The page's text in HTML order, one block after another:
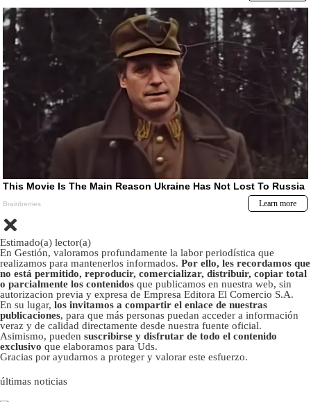
Estimado(a) lector(a)
En Gestión, valoramos profundamente la labor periodística que
realizamos para mantenerlos informados. Por ello, les recordamos que
no está permitido, reproducir, comercializar, distribuir, copiar total
o parcialmente los contenidos que publicamos en nuestra web, sin
autorizacion previa y expresa de Empresa Editora El Comercio S.A.
En su lugar, los invitamos a compartir el enlace de nuestras
publicaciones, para que más personas puedan acceder a información
veraz y de calidad directamente desde nuestra fuente oficial.
Asimismo, pueden suscribirse y disfrutar de todo el contenido
exclusivo que elaboramos para Uds.
Gracias por ayudarnos a proteger y valorar este esfuerzo.
últimas noticias